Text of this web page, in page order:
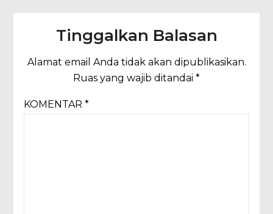
Tinggalkan Balasan
Alamat email Anda tidak akan dipublikasikan.
Ruas yang wajib ditandai *
KOMENTAR *